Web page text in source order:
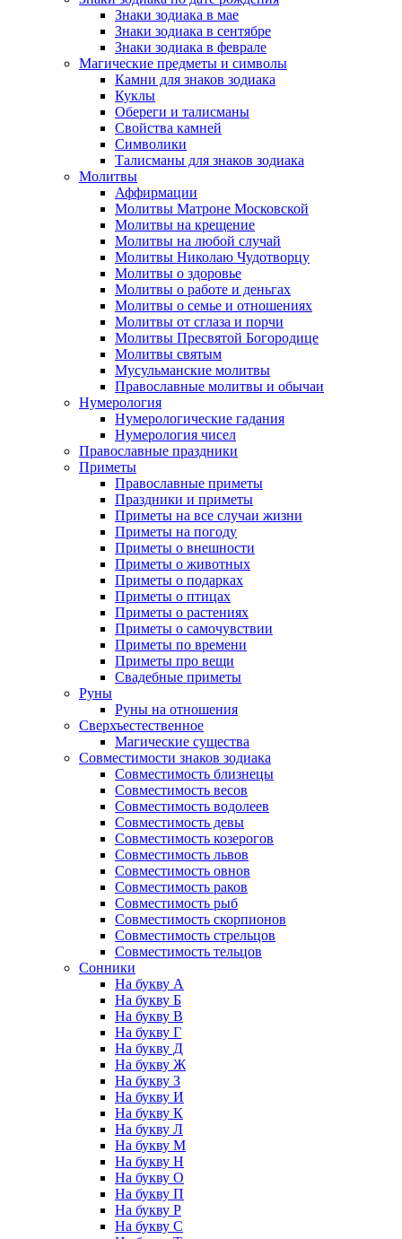
Знаки зодиака в мае
Знаки зодиака в сентябре
Знаки зодиака в феврале
Магические предметы и символы
Камни для знаков зодиака
Куклы
Обереги и талисманы
Свойства камней
Символики
Талисманы для знаков зодиака
Молитвы
Аффирмации
Молитвы Матроне Московской
Молитвы на крещение
Молитвы на любой случай
Молитвы Николаю Чудотворцу
Молитвы о здоровье
Молитвы о работе и деньгах
Молитвы о семье и отношениях
Молитвы от сглаза и порчи
Молитвы Пресвятой Богородице
Молитвы святым
Мусульманские молитвы
Православные молитвы и обычаи
Нумерология
Нумерологические гадания
Нумерология чисел
Православные праздники
Приметы
Православные приметы
Праздники и приметы
Приметы на все случаи жизни
Приметы на погоду
Приметы о внешности
Приметы о животных
Приметы о подарках
Приметы о птицах
Приметы о растениях
Приметы о самочувствии
Приметы по времени
Приметы про вещи
Свадебные приметы
Руны
Руны на отношения
Сверхъестественное
Магические существа
Совместимости знаков зодиака
Совместимость близнецы
Совместимость весов
Совместимость водолеев
Совместимость девы
Совместимость козерогов
Совместимость львов
Совместимость овнов
Совместимость раков
Совместимость рыб
Совместимость скорпионов
Совместимость стрельцов
Совместимость тельцов
Сонники
На букву А
На букву Б
На букву В
На букву Г
На букву Д
На букву Ж
На букву З
На букву И
На букву К
На букву Л
На букву М
На букву Н
На букву О
На букву П
На букву Р
На букву С